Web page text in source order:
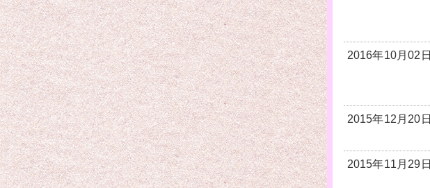
2016年10月02日
2015年12月20日
2015年11月29日